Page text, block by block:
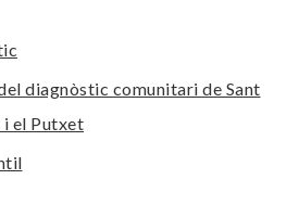
diagnòstic comunitari de Sant
i el Putxet